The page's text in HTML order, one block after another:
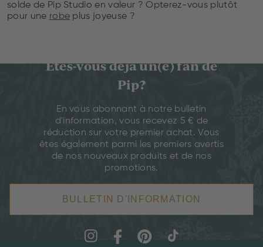
solde de Pip Studio en valeur ? Opterez-vous plutôt
pour une robe plus joyeuse ?
Êtes-vous déjà un(e) fan de
Pip?
En vous abonnant à notre bulletin
d'information, vous recevez 5 € de
réduction sur votre premier achat. Vous
êtes également parmi les premiers avertis
de nos nouveaux produits et de nos
promotions.
BULLETIN D'INFORMATION